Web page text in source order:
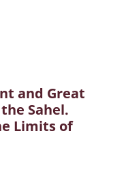
and Great
Sahel.
Limits of